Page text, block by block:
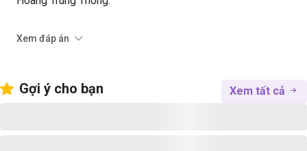
Xem đáp án
Gợi ý cho bạn Xem tất cả